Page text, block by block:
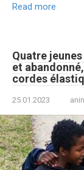
Read more
Quatre
et
cordes
25.01.2023